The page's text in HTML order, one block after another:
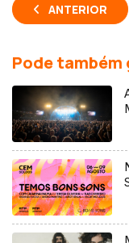
ANTERIOR
Pode